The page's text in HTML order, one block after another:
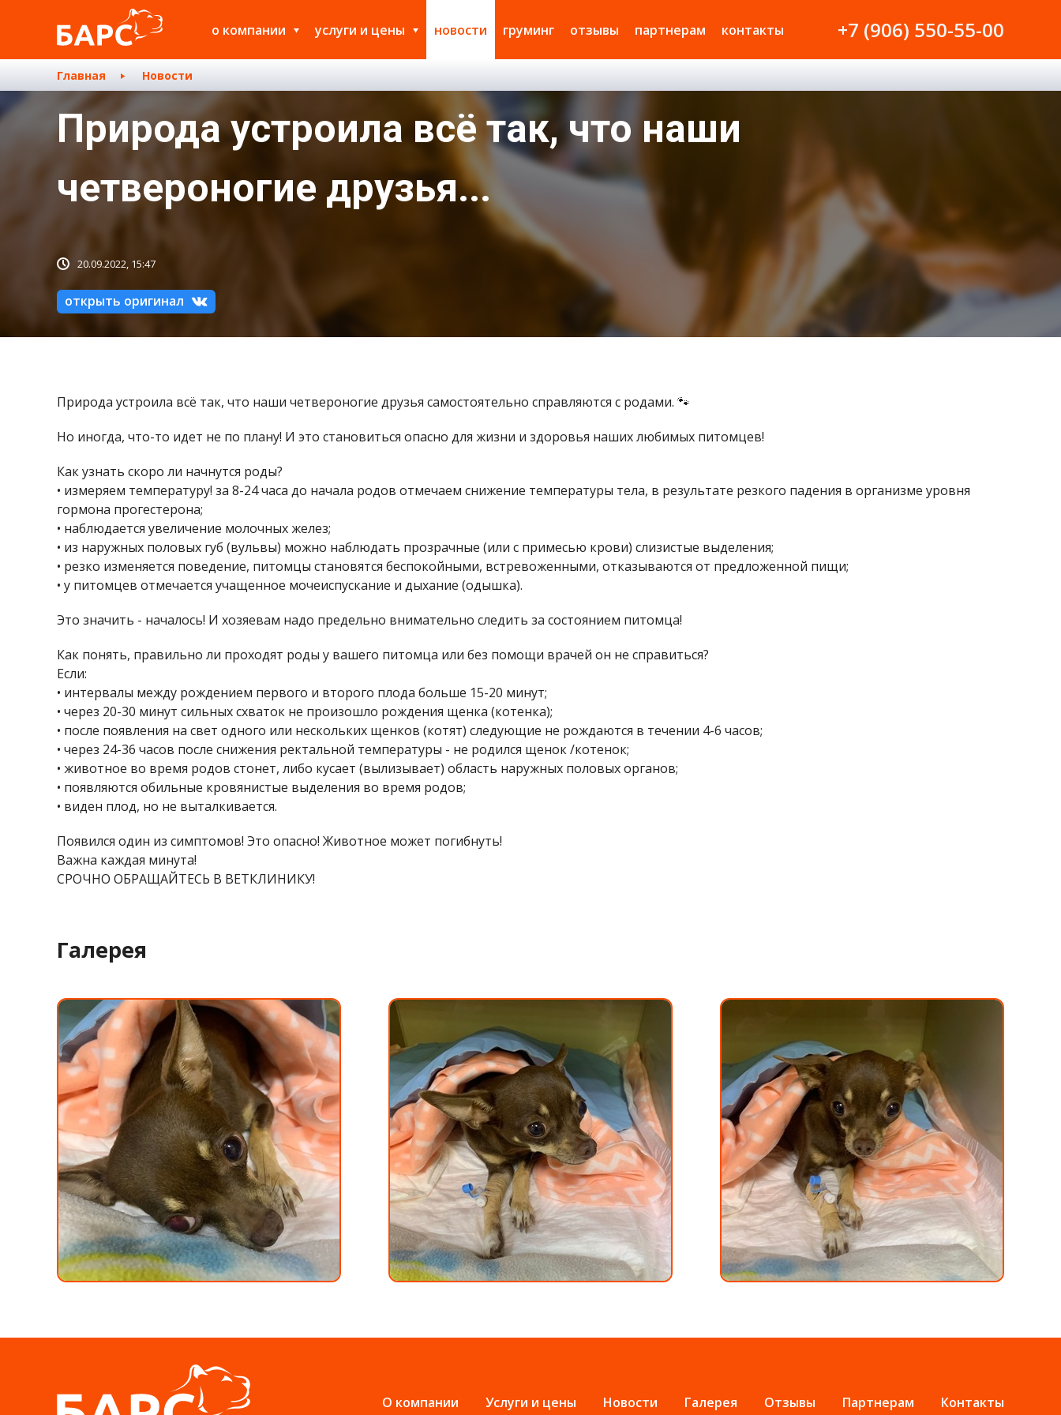
о компании услуги и цены новости груминг отзывы партнерам контакты +7 (906) 550-55-00
Главная Новости
Природа устроила всё так, что наши
четвероногие друзья...
20.09.2022, 15:47
открыть оригинал
Природа устроила всё так, что наши четвероногие друзья самостоятельно справляются с родами. 🐾
Но иногда, что-то идет не по плану! И это становиться опасно для жизни и здоровья наших любимых питомцев!
Как узнать скоро ли начнутся роды?
• измеряем температуру! за 8-24 часа до начала родов отмечаем снижение температуры тела, в результате резкого падения в организме уровня
гормона прогестерона;
• наблюдается увеличение молочных желез;
• из наружных половых губ (вульвы) можно наблюдать прозрачные (или с примесью крови) слизистые выделения;
• резко изменяется поведение, питомцы становятся беспокойными, встревоженными, отказываются от предложенной пищи;
• у питомцев отмечается учащенное мочеиспускание и дыхание (одышка).
Это значить - началось! И хозяевам надо предельно внимательно следить за состоянием питомца!
Как понять, правильно ли проходят роды у вашего питомца или без помощи врачей он не справиться?
Если:
• интервалы между рождением первого и второго плода больше 15-20 минут;
• через 20-30 минут сильных схваток не произошло рождения щенка (котенка);
• после появления на свет одного или нескольких щенков (котят) следующие не рождаются в течении 4-6 часов;
• через 24-36 часов после снижения ректальной температуры - не родился щенок /котенок;
• животное во время родов стонет, либо кусает (вылизывает) область наружных половых органов;
• появляются обильные кровянистые выделения во время родов;
• виден плод, но не выталкивается.
Появился один из симптомов! Это опасно! Животное может погибнуть!
Важна каждая минута!
СРОЧНО ОБРАЩАЙТЕСЬ В ВЕТКЛИНИКУ!
Галерея
О компании Услуги и цены Новости Галерея Отзывы Партнерам Контакты